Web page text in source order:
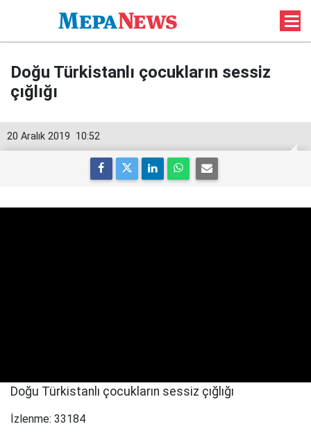
Doğu Türkistanlı çocukların sessiz
çığlığı
10:52
20 Aralık 2019
Doğu Türkistanlı çocukların sessiz çığlığı
İzlenme: 33184